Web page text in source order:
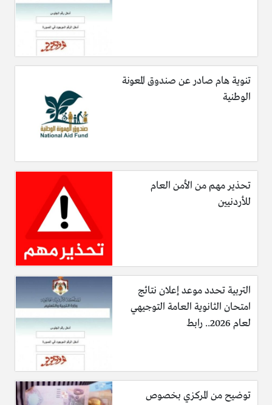
تنوية هام صادر عن صندوق المعونة
الوطنية
تحذير مهم من الأمن العام
للأردنيين
التربية تحدد موعد إعلان نتائج
امتحان الثانوية العامة التوجيهي
لعام 2026.. رابط
توضيح من المركزي بخصوص